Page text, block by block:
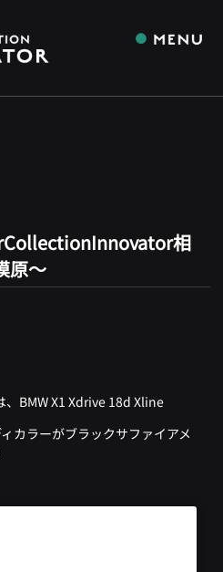
相
原～
BMW X1 Xdrive 18d Xline
ラーがブラックサファイアメ